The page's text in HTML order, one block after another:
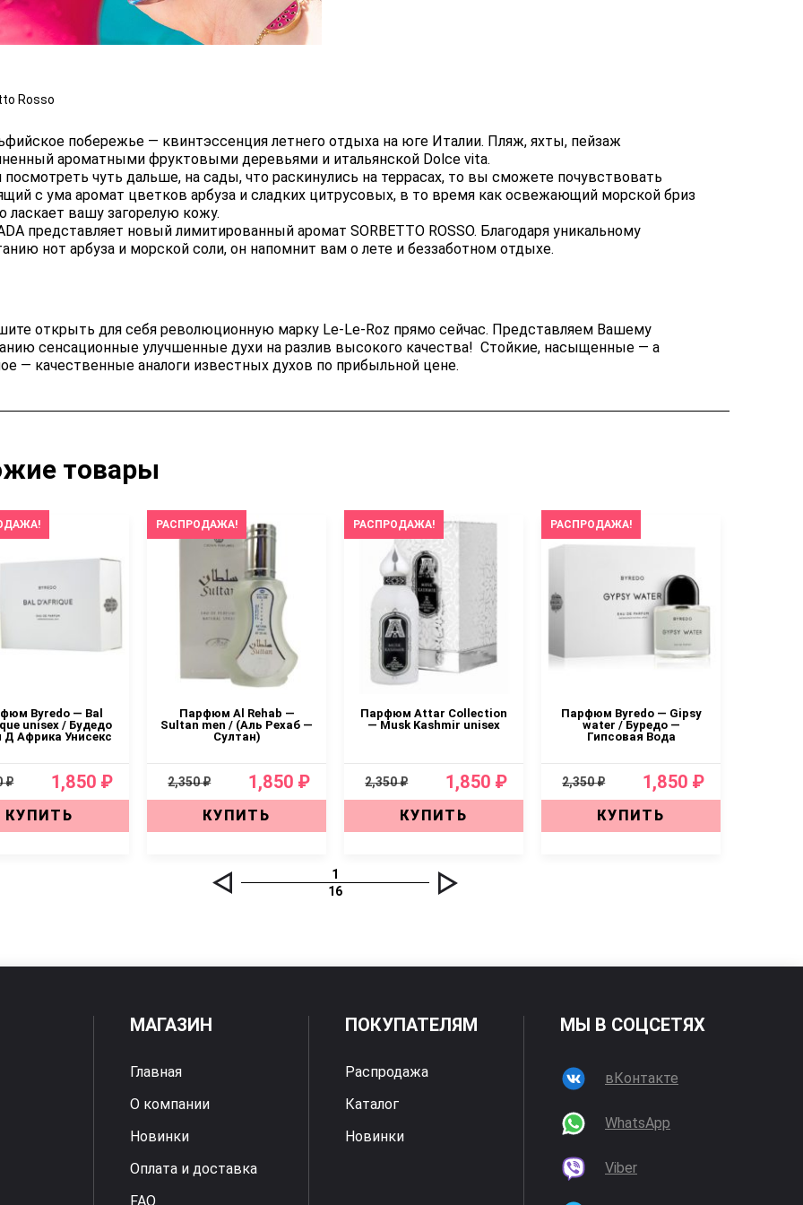
Rosso
побережье — квинтэссенция летнего отдыха на юге Италии. Пляж, яхты, пейзаж
ароматными фруктовыми деревьями и итальянской Dolce vita.
посмотреть чуть дальше, на сады, что раскинулись на террасах, то вы сможете почувствовать
с ума аромат цветков арбуза и сладких цитрусовых, в то время как освежающий морской бриз
ласкает вашу загорелую кожу.
представляет новый лимитированный аромат SORBETTO ROSSO. Благодаря уникальному
нот арбуза и морской соли, он напомнит вам о лете и беззаботном отдыхе.
открыть для себя революционную марку Le-Le-Roz прямо сейчас. Представляем Вашему
сенсационные улучшенные духи на разлив высокого качества! Стойкие, насыщенные — а
— качественные аналоги известных духов по прибыльной цене.
товары
Byredo — Bal
unisex / Будедо
Д Африка Унисекс
₽ 1,850 ₽
КУПИТЬ
РАСПРОДАЖА!
Парфюм Al Rehab —
Sultan men / (Аль Рехаб —
Султан)
2,350 ₽ 1,850 ₽
КУПИТЬ
РАСПРОДАЖА!
Парфюм Attar Collection
— Musk Kashmir unisex
2,350 ₽ 1,850 ₽
КУПИТЬ
РАСПРОДАЖА!
Парфюм Byredo — Gipsy
water / Буредо —
Гипсовая Вода
2,350 ₽ 1,850 ₽
КУПИТЬ
1
16
МАГАЗИН
Главная
О компании
Новинки
Оплата и доставка
FAQ
ПОКУПАТЕЛЯМ
Распродажа
Каталог
Новинки
МЫ В СОЦСЕТЯХ
вКонтакте
WhatsApp
Viber